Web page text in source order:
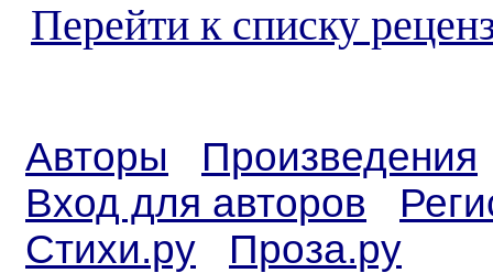
Перейти к списку
Авторы
Произведения
Вход для авторов
Стихи.ру
Проза.ру